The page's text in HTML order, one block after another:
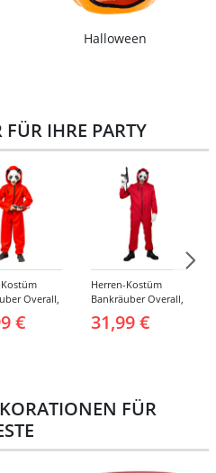
Halloween
FÜR IHRE PARTY
Overall,
€
Herren-Kostüm
Bankräuber Overall,
31,99 €
FÜR